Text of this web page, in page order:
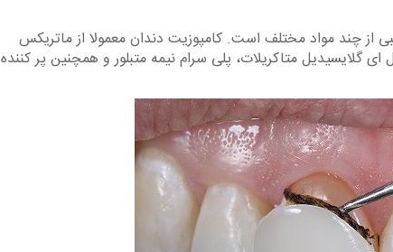
از چند مواد مختلف است. کامپوزیت دندان معمولا از ماتریکس
ای گلایسیدیل متاکریلات، پلی سرام نیمه متبلور و همچنین پر کننده